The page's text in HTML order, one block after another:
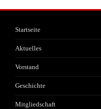
Startseite
Aktuelles
Vorstand
Geschichte
Mitgliedschaft